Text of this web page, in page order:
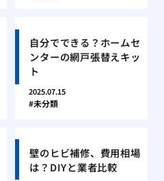
自分でできる？ホームセ
ンターの網戸張替えキッ
ト
2025.07.15
未分類
壁のヒビ補修、費用相場
は？DIYと業者比較